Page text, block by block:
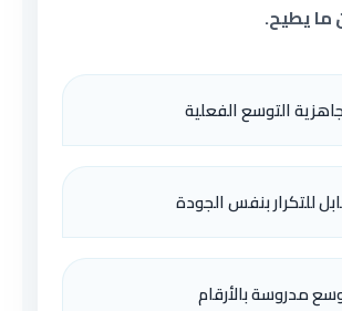
ما يطيح.
التوسع الفعلية
للتكرار بنفس الجودة
مدروسة بالأرقام